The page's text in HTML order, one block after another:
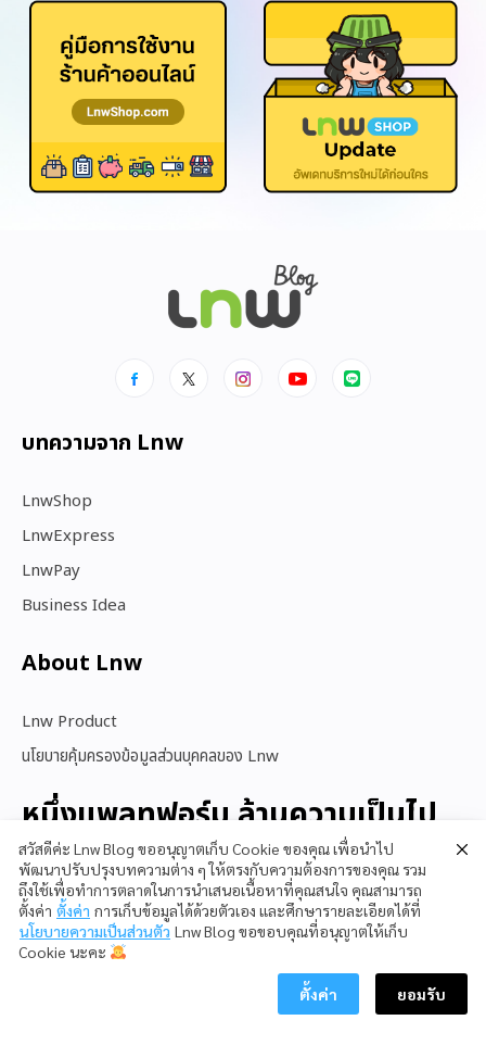
บทความจาก Lnw
LnwShop
LnwExpress
LnwPay
Business Idea
About Lnw​
Lnw Product
นโยบายคุ้มครองข้อมูลส่วนบุคคลของ Lnw
หนึ่งแพลทฟอร์ม ล้านความเป็นไป
ได้
สนใจใช้ LnwShop
สวัสดีค่ะ Lnw Blog ขออนุญาตเก็บ Cookie ของคุณ เพื่อนำไป
พัฒนาปรับปรุงบทความต่าง ๆ ให้ตรงกับความต้องการของคุณ รวม
ถึงใช้เพื่อทำการตลาดในการนำเสนอเนื้อหาที่คุณสนใจ คุณสามารถ
ตั้งค่า ตั้งค่า การเก็บข้อมูลได้ด้วยตัวเอง และศึกษารายละเอียดได้ที่
นโยบายความเป็นส่วนตัว Lnw Blog ขอขอบคุณที่อนุญาตให้เก็บ
Cookie นะคะ
ตั้งค่า ยอมรับ